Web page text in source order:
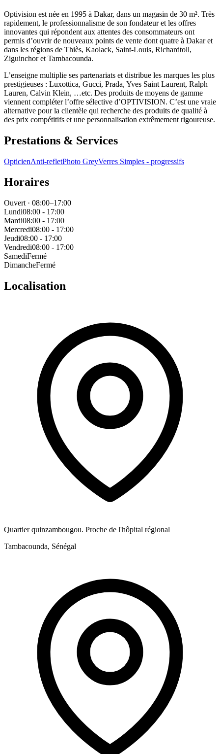
Optivision est née en 1995 à Dakar, dans un magasin de 30 m². Très
rapidement, le professionnalisme de son fondateur et les offres
innovantes qui répondent aux attentes des consommateurs ont
permis d’ouvrir de nouveaux points de vente dont quatre à Dakar et
dans les régions de Thiès, Kaolack, Saint-Louis, Richardtoll,
Ziguinchor et Tambacounda.
L’enseigne multiplie ses partenariats et distribue les marques les plus
prestigieuses : Luxottica, Gucci, Prada, Yves Saint Laurent, Ralph
Lauren, Calvin Klein, …etc. Des produits de moyens de gamme
viennent compléter l’offre sélective d’OPTIVISION. C’est une vraie
alternative pour la clientèle qui recherche des produits de qualité à
des prix compétitifs et une personnalisation extrêmement rigoureuse.
Prestations & Services
OpticienAnti-refletPhoto GreyVerres Simples - progressifs
Horaires
Ouvert · 08:00–17:00
Lundi08:00 - 17:00
Mardi08:00 - 17:00
Mercredi08:00 - 17:00
Jeudi08:00 - 17:00
Vendredi08:00 - 17:00
SamediFermé
DimancheFermé
Localisation
Quartier quinzambougou. Proche de l'hôpital régional
Tambacounda, Sénégal